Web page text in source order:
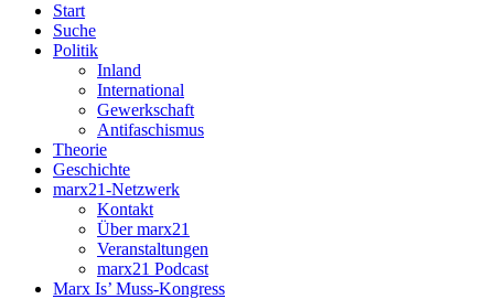
Start
Suche
Politik
Inland
International
Gewerkschaft
Antifaschismus
Theorie
Geschichte
marx21-Netzwerk
Kontakt
Über marx21
Veranstaltungen
marx21 Podcast
Marx Is’ Muss-Kongress